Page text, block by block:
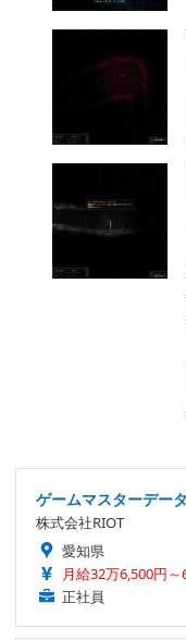
ゲームマスターデー
株式会社RIOT
愛知県
月給32万6,500円～
正社員